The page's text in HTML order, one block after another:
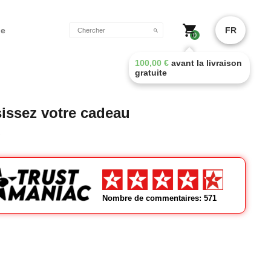
0
100,00 € avant la livraison
gratuite
FR
votre cadeau
Nombre de commentaires: 571